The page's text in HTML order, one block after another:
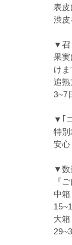
表皮
渋皮
▼召
果実
けま
追熟
3~7
▼｢
特別
安心
▼数
『
中
大